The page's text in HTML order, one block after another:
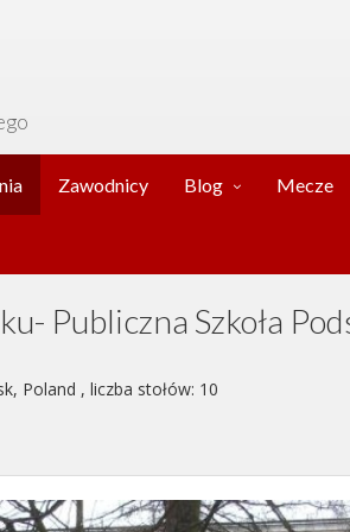
Zawodnicy Blog Mecze
Publiczna Szkoła
Poland , liczba stołów: 10